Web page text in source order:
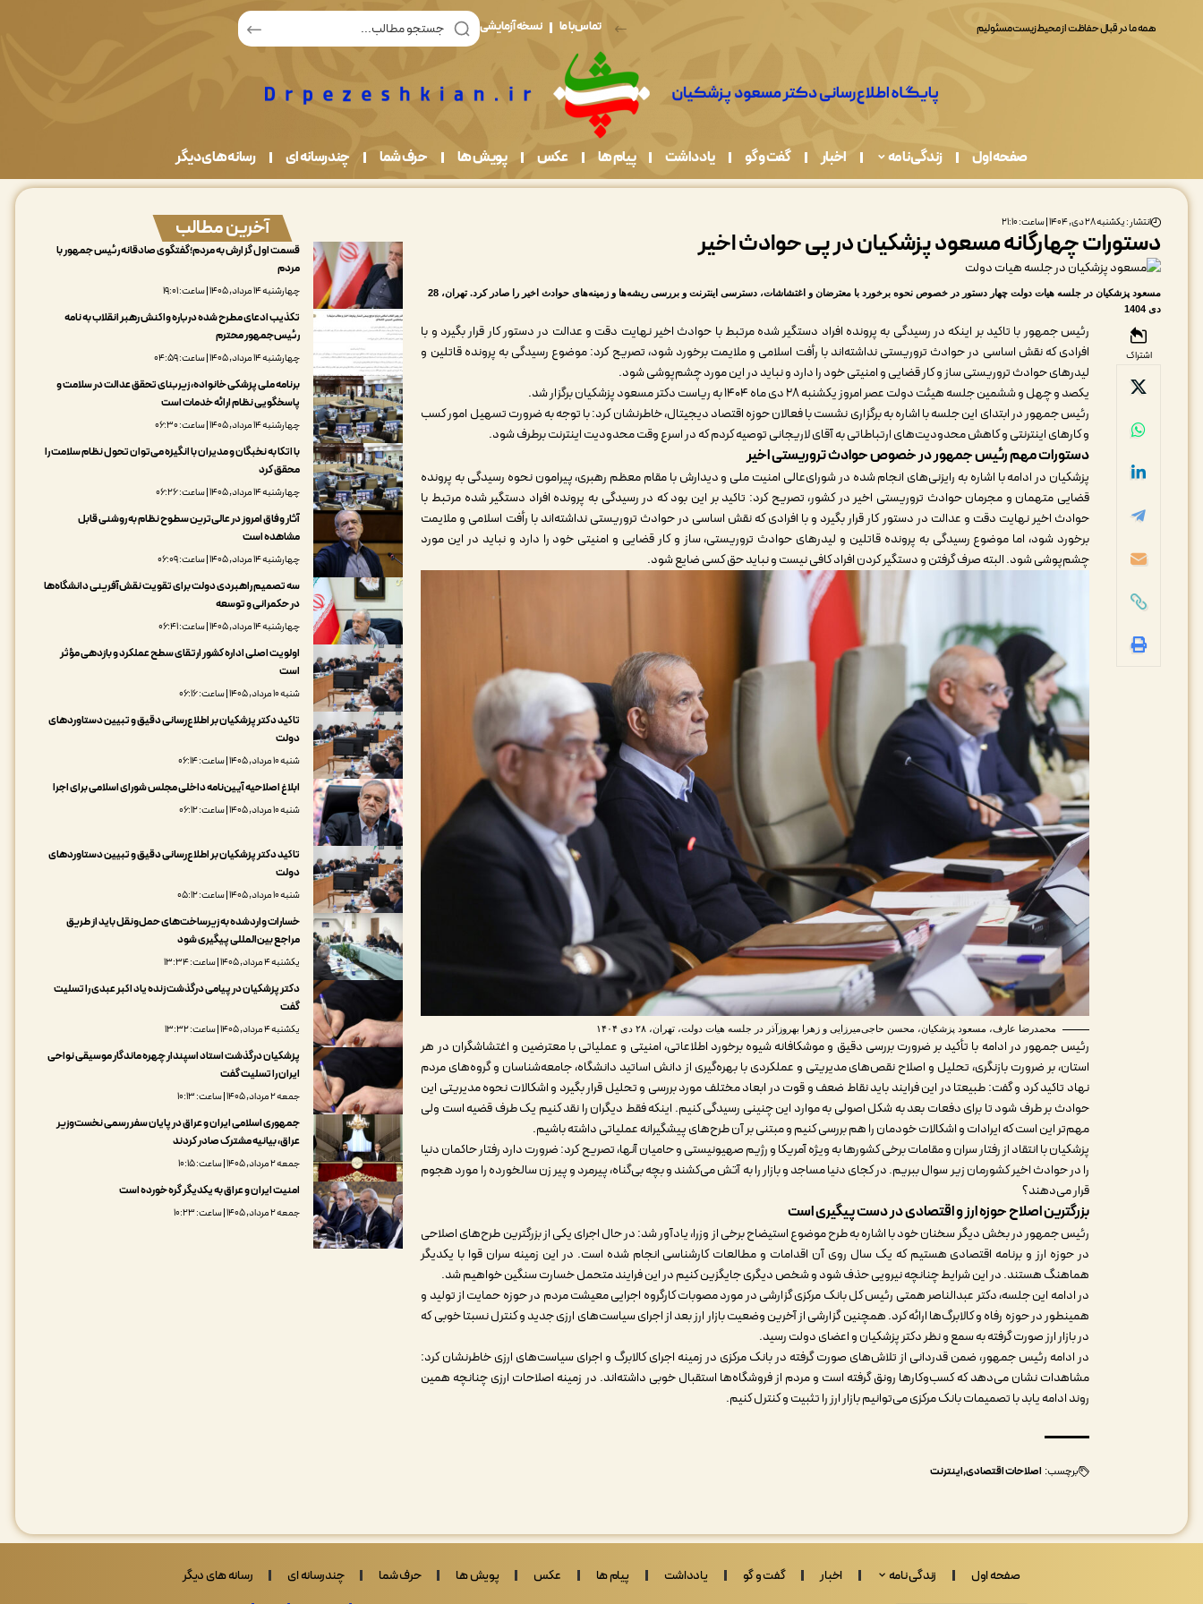
همه ما در قبال حفاظت از محیط زیست مسئولیم تماس با ما نسخه آزمایشی
صفحه اول زندگی نامه اخبار گفت و گو یادداشت پیام ها عکس پویش ها حرف شما چندرسانه ای رسانه های دیگر
انتشار : یکشنبه ۲۸ دی, ۱۴۰۴ | ساعت: ۲۱:۱۰
دستورات چهارگانه مسعود پزشکیان در پی حوادث اخیر
مسعود پزشکیان در جلسه هیات دولت چهار دستور در خصوص نحوه برخورد با معترضان و اغتشاشات، دسترسی اینترنت و بررسی ریشه‌ها و زمینه‌های حوادث اخیر را صادر کرد. تهران، 28
دی 1404
اشتراک
رئیس جمهور با تاکید بر اینکه در رسیدگی به پرونده افراد دستگیر شده مرتبط با حوادث اخیر نهایت دقت و عدالت در دستور کار قرار بگیرد و با
افرادی که نقش اساسی در حوادث تروریستی نداشته‌اند با رأفت اسلامی و ملایمت برخورد شود، تصریح کرد‌: موضوع رسیدگی به پرونده قاتلین و
لیدرهای حوادث تروریستی ساز و کار قضایی و امنیتی خود را دارد و نباید در این مورد چشم‌پوشی شود.
یکصد و چهل و ششمین جلسه هیئت دولت عصر امروز یکشنبه ۲۸ دی ماه ۱۴۰۴ به ریاست دکتر مسعود پزشکیان برگزار شد
.
رئیس جمهور در ابتدای این جلسه با اشاره به برگزاری نشست با فعالان حوزه اقتصاد دیجیتال، خاطرنشان کرد: با توجه به ضرورت تسهیل امور کسب
و کار‌های اینترنتی و کاهش محدودیت‌های ارتباطاتی به آقای لاریجانی توصیه کردم که در اسرع وقت محدودیت اینترنت برطرف شود.
دستورات مهم رئیس جمهور در خصوص حوادث تروریستی اخیر
پزشکیان در ادامه با اشاره به رایزنی‌های انجام شده در شورای‌عالی امنیت ملی و دیدارش با مقام معظم رهبری، پیرامون نحوه رسیدگی به پرونده
قضایی متهمان و مجرمان حوادث تروریستی اخیر در کشور، تصریح کرد: تاکید بر این بود که در رسیدگی به پرونده افراد دستگیر شده مرتبط با
حوادث اخیر نهایت دقت و عدالت در دستور کار قرار بگیرد و با افرادی که نقش اساسی در حوادث تروریستی نداشته‌اند با رأفت اسلامی و ملایمت
برخورد شود، اما موضوع رسیدگی به پرونده قاتلین و لیدرهای حوادث تروریستی، ساز و کار قضایی و امنیتی خود را دارد و نباید در این مورد
چشم‌پوشی شود. البته صرف گرفتن و دستگیر کردن افراد کافی نیست و نباید حق کسی ضایع شود.
محمدرضا عارف، مسعود پزشکیان، محسن حاجی‌میرزایی و زهرا بهروزآذر در جلسه هیات دولت، تهران، ۲۸ دی ۱۴۰۴
رئیس جمهور در ادامه با تأکید بر ضرورت بررسی دقیق و موشکافانه شیوه برخورد اطلاعاتی، امنیتی و عملیاتی با معترضین و اغتشاشگران در هر
استان، بر ضرورت بازنگری، تحلیل و اصلاح نقص‌های مدیریتی و عملکردی با بهره‌گیری از دانش اساتید دانشگاه، جامعه‌شناسان و گروه‌های مردم
نهاد تاکید کرد و گفت: طبیعتا در این فرایند باید نقاط ضعف و قوت در ابعاد مختلف مورد بررسی و تحلیل قرار بگیرد و اشکالات نحوه مدیریتی این
حوادث بر طرف شود تا برای دفعات بعد به شکل اصولی به موارد این چنینی رسیدگی کنیم. اینکه فقط دیگران را نقد کنیم یک طرف قضیه است ولی
مهم‌تر این است که ایرادات و اشکالات خودمان را هم بررسی کنیم و مبتنی بر آن طرح‌های پیشگیرانه عملیاتی داشته باشیم.
پزشکیان با انتقاد از رفتار سران و مقامات برخی کشورها به ویژه آمریکا و رژیم صهیونیستی و حامیان آنها، تصریح کرد: ضرورت دارد رفتار حاکمان دنیا
را در حوادث اخیر کشورمان زیر سوال ببریم. در کجای دنیا مساجد و بازار را به آتش می‌کشند و بچه بی‌گناه، پیرمرد و پیر ‌زن سالخورده را مورد هجوم
قرار می‌دهند؟
بزرگترین اصلاح حوزه ارز و اقتصادی در دست پیگیری است
رئیس جمهور در بخش دیگر سخنان خود با اشاره به طرح موضوع استیضاح برخی از وزرا، یادآور شد: در حال اجرای یکی از بزرگترین طرح‌های اصلاحی
در حوزه ارز و برنامه اقتصادی هستیم که یک سال روی آن اقدامات و مطالعات کارشناسی انجام شده است. در این زمینه سران قوا با یکدیگر
هماهنگ هستند. در این شرایط چنانچه نیرویی حذف شود و شخص دیگری جایگزین کنیم در این فرایند متحمل خسارت سنگین خواهیم شد.
در ادامه این جلسه، دکتر عبدالناصر همتی رئیس کل بانک مرکزی گزارشی در مورد مصوبات کارگروه اجرایی معیشت مردم در حوزه حمایت از تولید و
همینطور در حوزه رفاه و کالابرگ‌ها ارائه کرد. همچنین گزارشی از آخرین وضعیت بازار ارز بعد از اجرای سیاست‌های ارزی جدید و کنترل نسبتا خوبی که
در بازار ارز صورت گرفته به سمع و نظر دکتر پزشکیان و اعضای دولت رسید.
در ادامه رئیس جمهور، ضمن قدردانی از تلاش‌های صورت گرفته در بانک مرکزی در زمینه اجرای کالابرگ و اجرای سیاست‌های ارزی خاطرنشان کرد:
مشاهدات نشان می‌دهد که کسب‌وکارها رونق گرفته است و مردم از فروشگاه‌ها استقبال خوبی داشته‌اند. در زمینه اصلاحات ارزی چنانچه همین
روند ادامه یابد با تصمیمات بانک مرکزی می‌توانیم بازار ارز را تثبیت و کنترل کنیم.
برچسب: اصلاحات اقتصادی اینترنت
آخرین مطالب
قسمت اول گزارش به مردم؛گفتگوی صادقانه رئیس جمهور با
مردم
چهارشنبه ۱۴ مرداد, ۱۴۰۵ | ساعت: ۱۹:۰۱
تکذیب ادعای مطرح شده درباره واکنش رهبر انقلاب به نامه
رئیس‌جمهور محترم
چهارشنبه ۱۴ مرداد, ۱۴۰۵ | ساعت: ۰۴:۵۹
برنامه ملی پزشکی خانواده، زیربنای تحقق عدالت در سلامت و
پاسخگویی نظام ارائه خدمات است
چهارشنبه ۱۴ مرداد, ۱۴۰۵ | ساعت: ۰۶:۳۰
با اتکا به نخبگان و مدیران با انگیزه می‌توان تحول نظام سلامت را
محقق کرد
چهارشنبه ۱۴ مرداد, ۱۴۰۵ | ساعت: ۰۶:۲۶
آثار وفاق امروز در عالی‌ترین سطوح نظام به روشنی قابل
مشاهده است
چهارشنبه ۱۴ مرداد, ۱۴۰۵ | ساعت: ۰۶:۰۹
سه تصمیم راهبردی دولت برای تقویت نقش‌آفرینی دانشگاه‌ها
در حکمرانی و توسعه
چهارشنبه ۱۴ مرداد, ۱۴۰۵ | ساعت: ۰۶:۴۱
اولویت اصلی اداره کشور ارتقای سطح عملکرد و بازدهی مؤثر
است
شنبه ۱۰ مرداد, ۱۴۰۵ | ساعت: ۰۶:۱۶
تاکید دکتر پزشکیان بر اطلاع‌رسانی دقیق و تبیین دستاوردهای
دولت
شنبه ۱۰ مرداد, ۱۴۰۵ | ساعت: ۰۶:۱۴
ابلاغ اصلاحیه آیین‌نامه داخلی مجلس شورای اسلامی برای اجرا
شنبه ۱۰ مرداد, ۱۴۰۵ | ساعت: ۰۶:۱۲
تاکید دکتر پزشکیان بر اطلاع‌رسانی دقیق و تبیین دستاوردهای
دولت
شنبه ۱۰ مرداد, ۱۴۰۵ | ساعت: ۰۵:۱۲
خسارات واردشده به زیرساخت‌های حمل‌ونقل باید از طریق
مراجع بین‌المللی پیگیری شود
یکشنبه ۴ مرداد, ۱۴۰۵ | ساعت: ۱۳:۳۴
دکتر پزشکیان در پیامی درگذشت زنده یاد اکبر عبدی را تسلیت
گفت
یکشنبه ۴ مرداد, ۱۴۰۵ | ساعت: ۱۳:۳۲
پزشکیان درگذشت استاد اسپندار چهره ماندگار موسیقی نواحی
ایران را تسلیت گفت
جمعه ۲ مرداد, ۱۴۰۵ | ساعت: ۱۰:۱۳
جمهوری اسلامی ایران و عراق در پایان سفر رسمی نخست‌وزیر
عراق، بیانیه مشترک صادر کردند
جمعه ۲ مرداد, ۱۴۰۵ | ساعت: ۱۰:۱۵
امنیت ایران و عراق به یکدیگر گره خورده است
جمعه ۲ مرداد, ۱۴۰۵ | ساعت: ۱۰:۲۳
صفحه اول زندگی نامه اخبار گفت و گو یادداشت پیام ها عکس پویش ها حرف شما چندرسانه ای رسانه های دیگر